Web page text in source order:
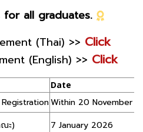
all graduates.
(Thai) >> Click
(English) >> Click
Date
Within 20 November
ะ)
7 January 2026